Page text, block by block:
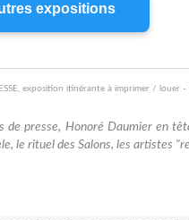
expositions
de presse, Honoré Daumier en
le rituel des Salons, les artistes